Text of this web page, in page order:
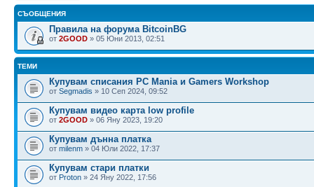
СЪОБЩЕНИЯ
Правила на форума BitcoinBG
от 2GOOD » 05 Юни 2013, 02:51
ТЕМИ
Купувам списания PC Mania и Gamers Workshop
от Segmadis » 10 Сеп 2024, 09:52
Купувам видео карта low profile
от 2GOOD » 06 Яну 2023, 19:20
Купувам дънна платка
от milenm » 04 Юли 2022, 17:37
Купувам стари платки
от Proton » 24 Яну 2022, 17:56